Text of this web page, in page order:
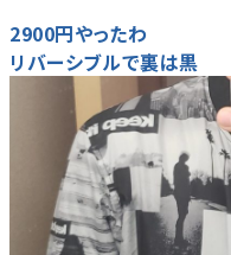
2900円やったわ
リバーシブルで裏は黒